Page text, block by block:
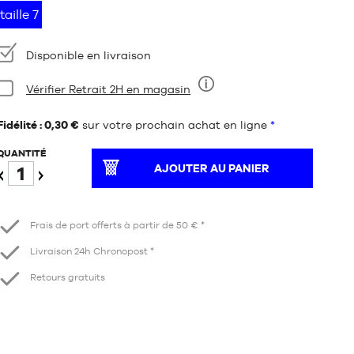
taille 7
Disponible en livraison
Vérifier Retrait 2H en magasin
: 0,30 € sur votre prochain achat en ligne *
AJOUTER AU PANIER
Frais de port offerts à partir de 50 € *
Livraison 24h Chronopost *
Retours gratuits